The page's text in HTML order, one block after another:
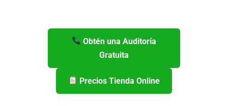
Obtén una Auditoría
Gratuita
Precios Tienda Online